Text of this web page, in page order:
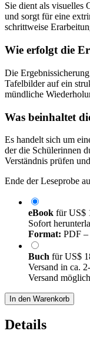
Sie dient als visuelles
und sorgt für eine
schrittweise
Wie erfolgt die
Die
Tafelbilder auf ein
mündliche
Was beinhaltet
Es handelt sich um
der die Schülerinnen
Verständnis prüfen
Ende der Leseprobe
eBook fürUS$
Sofort
Format: PDF –
Buch fürUS$
Versand in ca.
Versand möglich
In den Warenkorb
Details